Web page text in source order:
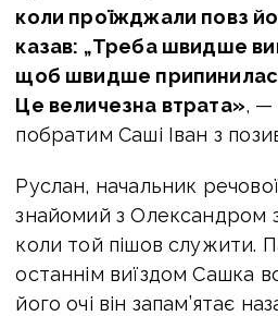
коли проїжджали повз
казав: „Треба швидше
щоб швидше
Це величезна втрата», —
побратим Саші Іван з
Руслан, начальник
знайомий з Олександром
коли той пішов служити.
останнім виїздом Сашка
його очі він запам’ятає